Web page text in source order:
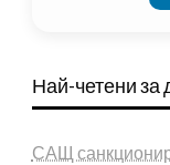
Най-четени за
САЩ